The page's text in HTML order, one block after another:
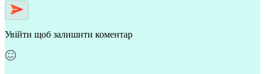
Увійти щоб залишити коментар